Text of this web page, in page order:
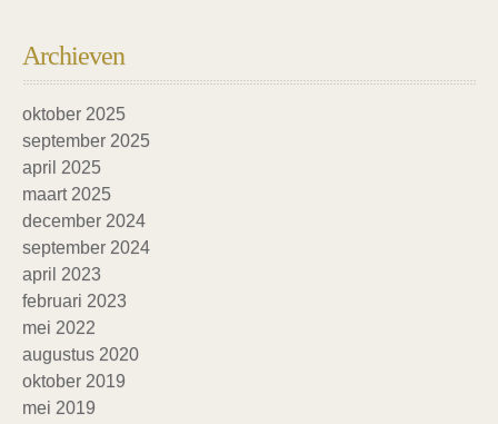
Archieven
oktober 2025
september 2025
april 2025
maart 2025
december 2024
september 2024
april 2023
februari 2023
mei 2022
augustus 2020
oktober 2019
mei 2019